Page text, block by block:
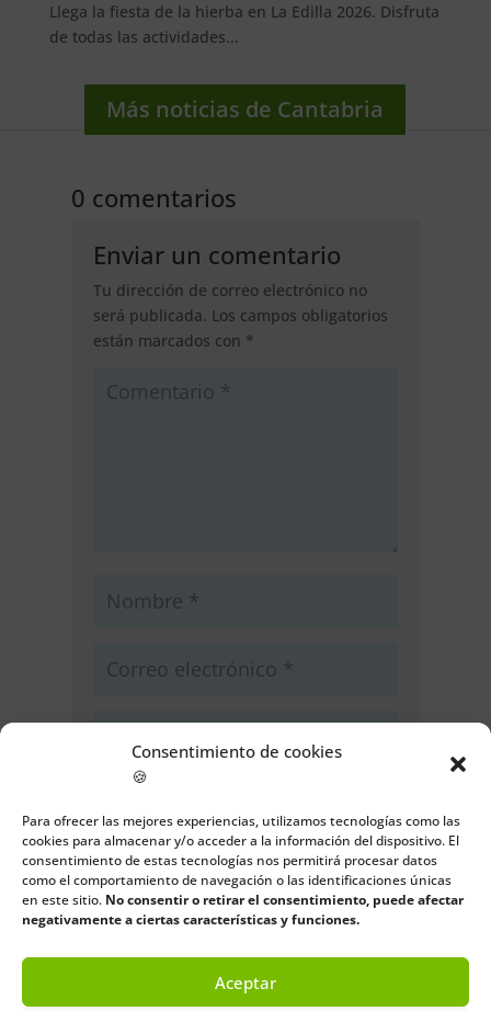
Consentimiento de cookies
🍪
Para ofrecer las mejores experiencias, utilizamos tecnologías como las
cookies para almacenar y/o acceder a la información del dispositivo. El
consentimiento de estas tecnologías nos permitirá procesar datos
como el comportamiento de navegación o las identificaciones únicas
en este sitio. No consentir o retirar el consentimiento, puede afectar
negativamente a ciertas características y funciones.
Aceptar
Llega la fiesta de la hierba en La Edilla 2026. Disfruta
de todas las actividades...
Más noticias de Cantabria
0 comentarios
Enviar un comentario
Tu dirección de correo electrónico no
será publicada. Los campos obligatorios
están marcados con *
electrónico y web en este navegador
para la próxima vez que comente.
Enviar comentario